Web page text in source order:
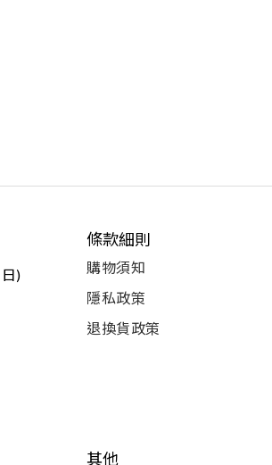
)
條款細則
購物須知
隱私政策
退換貨政策
其他